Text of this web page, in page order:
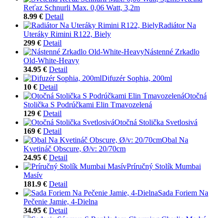
Reťaz Schnurli Max. 0,06 Watt, 3,2m
8.99 € Detail
Radiátor Na
Uteráky Rimini R122, Biely
299 € Detail
Nástenné Zrkadlo
Old-White-Heavy
34.95 € Detail
Difuzér Sophia, 200ml
10 € Detail
Otočná
Stolička S Podrúčkami Elin Tmavozelená
129 € Detail
Otočná Stolička Svetlosivá
169 € Detail
Obal Na
Kvetináč Obscure, Ø/v: 20/70cm
24.95 € Detail
Príručný Stolík Mumbai
Masív
181.9 € Detail
Sada Foriem Na
Pečenie Jamie, 4-Dielna
34.95 € Detail